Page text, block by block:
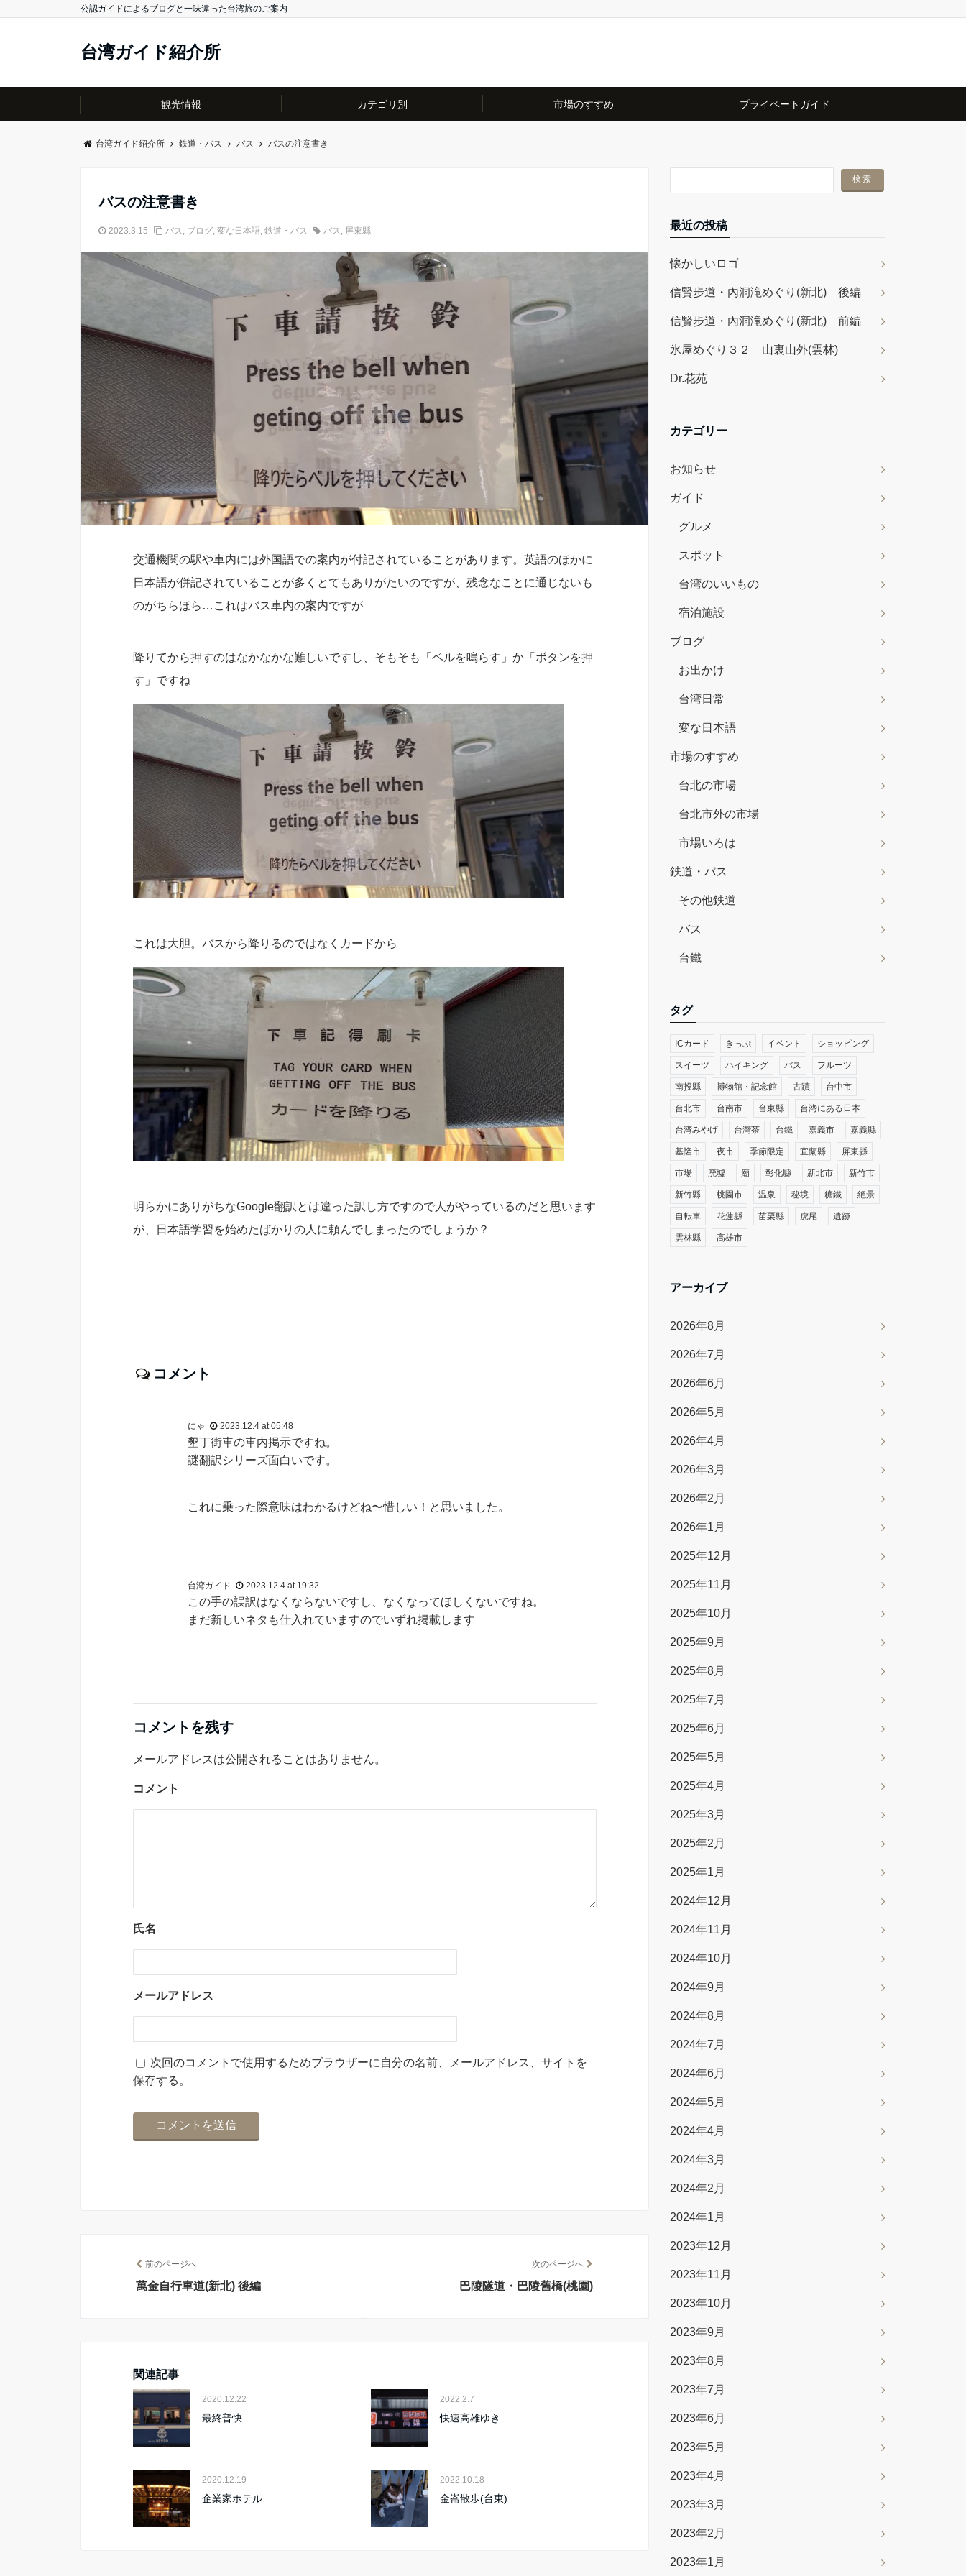
公認ガイドによるブログと一味違った台湾旅のご案内
台湾ガイド紹介所
観光情報 カテゴリ別 市場のすすめ プライベートガイド
台湾ガイド紹介所 鉄道・バス バス バスの注意書き
バスの注意書き
2023.3.15 バス, ブログ, 変な日本語, 鉄道・バス バス, 屏東縣
交通機関の駅や車内には外国語での案内が付記されていることがあります。英語のほかに
日本語が併記されていることが多くとてもありがたいのですが、残念なことに通じないも
のがちらほら…これはバス車内の案内ですが
降りてから押すのはなかなかな難しいですし、そもそも「ベルを鳴らす」か「ボタンを押
す」ですね
これは大胆。バスから降りるのではなくカードから
明らかにありがちなGoogle翻訳とは違った訳し方ですので人がやっているのだと思います
が、日本語学習を始めたばかりの人に頼んでしまったのでしょうか？
コメント
にゃ 2023.12.4 at 05:48
墾丁街車の車内掲示ですね。
謎翻訳シリーズ面白いです。
これに乗った際意味はわかるけどね〜惜しい！と思いました。
台湾ガイド 2023.12.4 at 19:32
この手の誤訳はなくならないですし、なくなってほしくないですね。
まだ新しいネタも仕入れていますのでいずれ掲載します
コメントを残す
メールアドレスは公開されることはありません。
コメント
氏名
メールアドレス
次回のコメントで使用するためブラウザーに自分の名前、メールアドレス、サイトを
保存する。
前のページへ
萬金自行車道(新北) 後編
次のページへ
巴陵隧道・巴陵舊橋(桃園)
関連記事
2020.12.22
最終普快
2022.2.7
快速高雄ゆき
2020.12.19
企業家ホテル
2022.10.18
金崙散歩(台東)
最近の投稿
懐かしいロゴ
信賢步道・內洞滝めぐり(新北) 後編
信賢步道・內洞滝めぐり(新北) 前編
氷屋めぐり３２ 山裏山外(雲林)
Dr.花苑
カテゴリー
お知らせ
ガイド
グルメ
スポット
台湾のいいもの
宿泊施設
ブログ
お出かけ
台湾日常
変な日本語
市場のすすめ
台北の市場
台北市外の市場
市場いろは
鉄道・バス
その他鉄道
バス
台鐵
タグ
ICカード きっぷ イベント ショッピング
スイーツ ハイキング バス フルーツ
南投縣 博物館・記念館 古蹟 台中市
台北市 台南市 台東縣 台湾にある日本
台湾みやげ 台灣茶 台鐵 嘉義市 嘉義縣
基隆市 夜市 季節限定 宜蘭縣 屏東縣
市場 廃墟 廟 彰化縣 新北市 新竹市
新竹縣 桃園市 温泉 秘境 糖鐵 絶景
自転車 花蓮縣 苗栗縣 虎尾 遺跡
雲林縣 高雄市
アーカイブ
2026年8月
2026年7月
2026年6月
2026年5月
2026年4月
2026年3月
2026年2月
2026年1月
2025年12月
2025年11月
2025年10月
2025年9月
2025年8月
2025年7月
2025年6月
2025年5月
2025年4月
2025年3月
2025年2月
2025年1月
2024年12月
2024年11月
2024年10月
2024年9月
2024年8月
2024年7月
2024年6月
2024年5月
2024年4月
2024年3月
2024年2月
2024年1月
2023年12月
2023年11月
2023年10月
2023年9月
2023年8月
2023年7月
2023年6月
2023年5月
2023年4月
2023年3月
2023年2月
2023年1月